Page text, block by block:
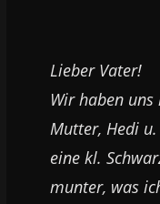
Lieber Vater!
Wir haben
Mutter, Hedi
eine kl.
munter, was